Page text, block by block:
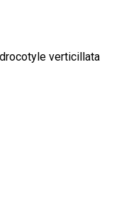
verticillata